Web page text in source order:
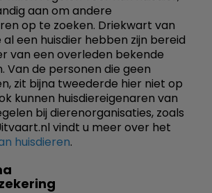
aan om andere
op te zoeken. Driekwart van
een huisdier hebben zijn bereid
van een overleden bekende
Van de personen die geen
zit bijna tweederde hier niet op
kunnen huisdiereigenaren van
bij dierenorganisaties, zoals
vindt u meer over het
huisdieren.